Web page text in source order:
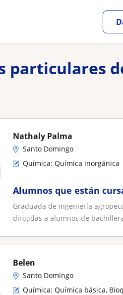
particulares
Nathaly Palma
Santo Domingo
Química: Química inorgánica
Alumnos que están
Graduada de ingeniería
dirigidas a alumnos de
Belen
Santo Domingo
Química: Química básica,